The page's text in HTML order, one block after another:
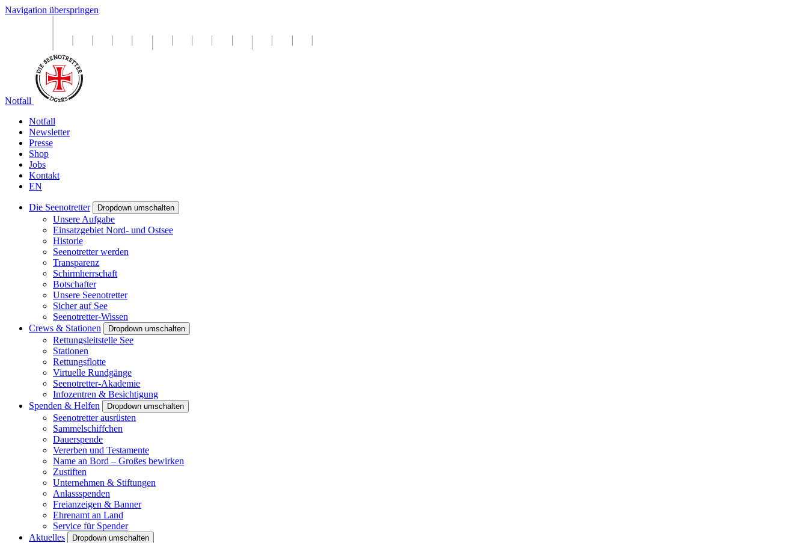
Navigation überspringen
Notfall
Notfall
Newsletter
Presse
Shop
Jobs
Kontakt
EN
Die Seenotretter Dropdown umschalten
Unsere Aufgabe
Einsatzgebiet Nord- und Ostsee
Historie
Seenotretter werden
Transparenz
Schirmherrschaft
Botschafter
Unsere Seenotretter
Sicher auf See
Seenotretter-Wissen
Crews & Stationen
Dropdown umschalten
Rettungsleitstelle See
Stationen
Rettungsflotte
Virtuelle Rundgänge
Seenotretter-Akademie
Infozentren & Besichtigung
Spenden & Helfen
Dropdown umschalten
Seenotretter ausrüsten
Sammelschiffchen
Dauerspende
Vererben und Testamente
Name an Bord – Großes bewirken
Zustiften
Unternehmen & Stiftungen
Anlassspenden
Freianzeigen & Banner
Ehrenamt an Land
Service für Spender
Aktuelles
Dropdown umschalten